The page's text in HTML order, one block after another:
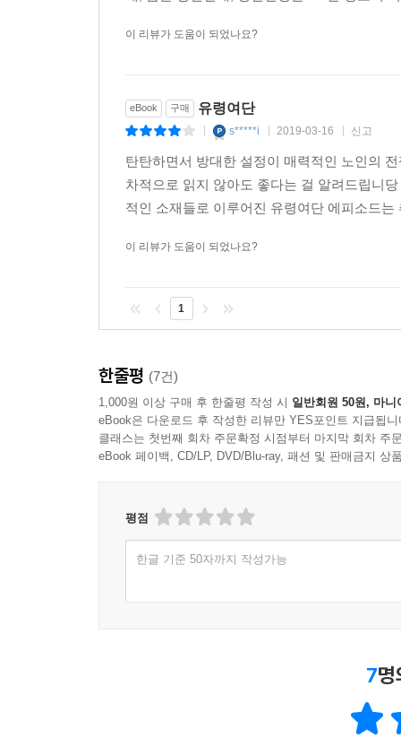
이 리뷰가 도움이 되었나요?
eBook 구매 유령여단
s*****i 2019-03-16 신고
탄탄하면서 방대한 설정이 매력적인 노인의
차적으로 읽지 않아도 좋다는 걸 알려드립니
적인 소재들로 이루어진 유령여단 에피소드
이 리뷰가 도움이 되었나요?
1
한줄평 (7건)
1,000원 이상 구매 후 한줄평 작성 시 일반회원 50원, 마니
eBook은 다운로드 후 작성한 리뷰만 YES포인트 지급됩니
클래스는 첫번째 회차 주문확정 시점부터 마지막 회차 주
eBook 페이백, CD/LP, DVD/Blu-ray, 패션 및 판매금지 상
평점
한글 기준 50자까지 작성가능
7